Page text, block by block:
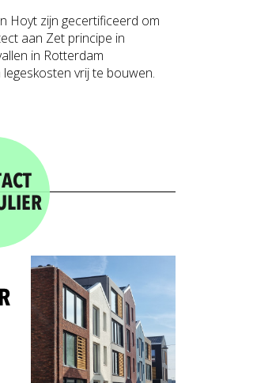
Hoyt zijn gecertificeerd om
aan Zet principe in
in Rotterdam
vrij te bouwen.